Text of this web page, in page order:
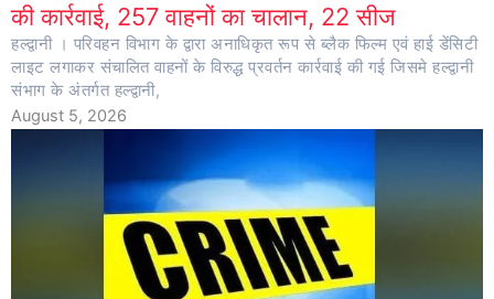
की कार्रवाई, 257 वाहनों का चालान, 22 सीज
हल्द्वानी । परिवहन विभाग के द्वारा अनाधिकृत रूप से ब्लैक फिल्म एवं हाई डेंसिटी
लाइट लगाकर संचालित वाहनों के विरुद्ध प्रवर्तन कार्रवाई की गई जिसमे हल्द्वानी
संभाग के अंतर्गत हल्द्वानी,
August 5, 2026